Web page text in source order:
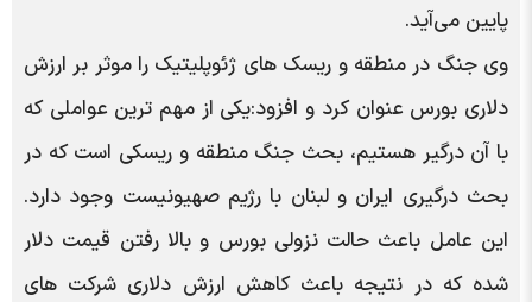
پایین می‌آید.
وی جنگ در منطقه و ریسک های ژئوپلیتیک را موثر بر ارزش
دلاری بورس عنوان کرد و افزود:یکی از مهم ترین عواملی که
با آن درگیر هستیم، بحث جنگ منطقه و ریسکی است که در
بحث درگیری ایران و لبنان با رژیم صهیونیست وجود دارد.
این عامل باعث حالت نزولی بورس و بالا رفتن قیمت دلار
شده که در نتیجه باعث کاهش ارزش دلاری شرکت های